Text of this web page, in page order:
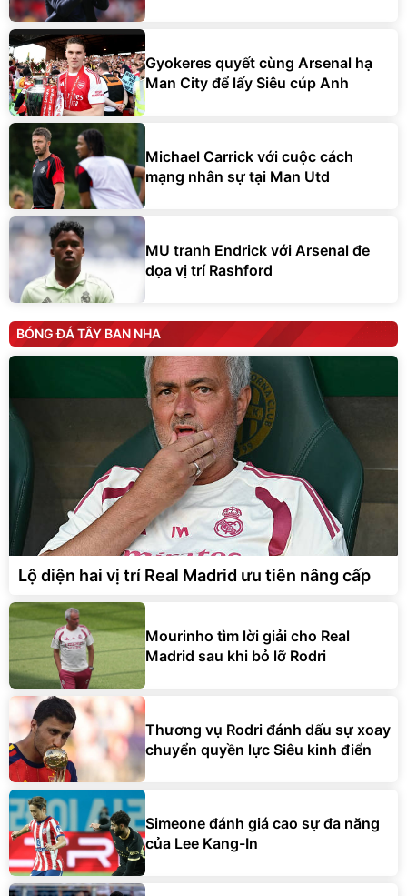
Gyokeres quyết cùng Arsenal hạ
Man City để lấy Siêu cúp Anh
Michael Carrick với cuộc cách
mạng nhân sự tại Man Utd
MU tranh Endrick với Arsenal đe
dọa vị trí Rashford
BÓNG ĐÁ TÂY BAN NHA
Lộ diện hai vị trí Real Madrid ưu tiên nâng cấp
Mourinho tìm lời giải cho Real
Madrid sau khi bỏ lỡ Rodri
Thương vụ Rodri đánh dấu sự xoay
chuyển quyền lực Siêu kinh điển
Simeone đánh giá cao sự đa năng
của Lee Kang-In